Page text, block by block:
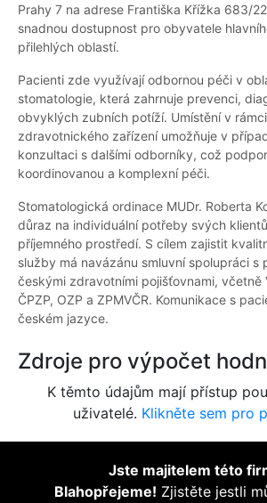
Prahy 7 na adrese Františka Křížka 683/
snadnou dostupnost pro obyvatele
přilehlých oblastí.
Pacienti zde využívají odbornou péči v
stomatologie, která zahrnuje prevenci,
obvyklých zubních potíží. Umístění v
zdravotnického zařízení umožňuje v
konzultaci s dalšími odborníky, což
koordinovanou a komplexní péči.
Stomatologická ordinace MUDr. Roberta
důraz na individuální potřeby svých
příjemného prostředí. S cílem zajistit
služby má navázánu smluvní spolupráci s
českými zdravotními pojišťovnami, včetně
ČPZP, OZP a ZPMVČR. Komunikace s
českém jazyce.
Zdroje pro výpočet
K těmto údajům mají přístup
uživatelé. Klikněte sem pro
Jste majitelem této
Blahopřejeme! Zjistěte jestli